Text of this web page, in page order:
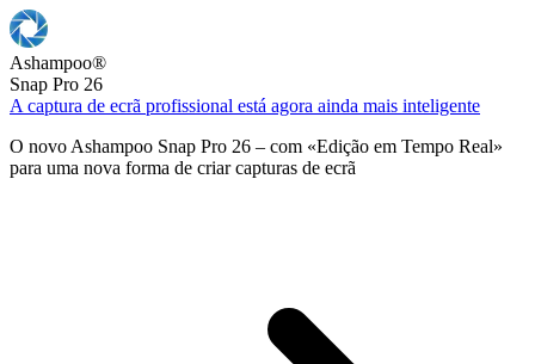
Ashampoo®
Snap Pro 26
A captura de ecrã profissional está agora ainda mais inteligente
O novo Ashampoo Snap Pro 26 – com «Edição em Tempo Real»
para uma nova forma de criar capturas de ecrã